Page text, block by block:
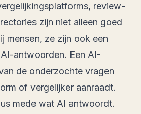
review-
zijn niet alleen goed
mensen, ze zijn ook een
antwoorden. Een AI-
de onderzochte vragen
of vergelijker aanraadt.
mede wat AI antwoordt.